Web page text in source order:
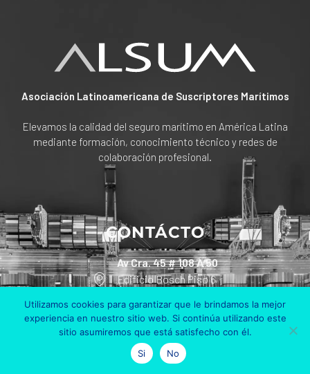
Asociación Latinoamericana de Suscriptores Marítimos
Elevamos la calidad del seguro marítimo en América Latina
mediante formación, conocimiento técnico y redes de
colaboración profesional.
CONTÁCTO
Av Cra. 45 # 108 A 50
Edificio Bosch Piso 6
+57 311 801 90 30
info@alsum.co
Utilizamos cookies para garantizar que le brindamos la mejor
experiencia en nuestro sitio web. Si continúa utilizando este
sitio asumiremos que está satisfecho con él.
Si
No